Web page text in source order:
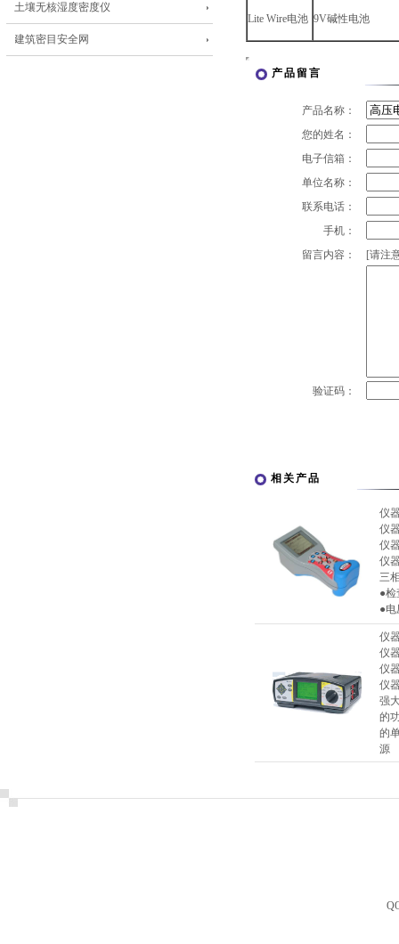
土壤无核湿度密度仪
建筑密目安全网
Lite Wire电池 9V碱性电池
产品留言
产品名称：
您的姓名：
电子信箱：
单位名称：
联系电话：
手机：
留言内容：
[请注
验证码：
相关产品
仪
仪
仪
仪
三
●
●
仪
仪
仪
仪
强
的
的
源